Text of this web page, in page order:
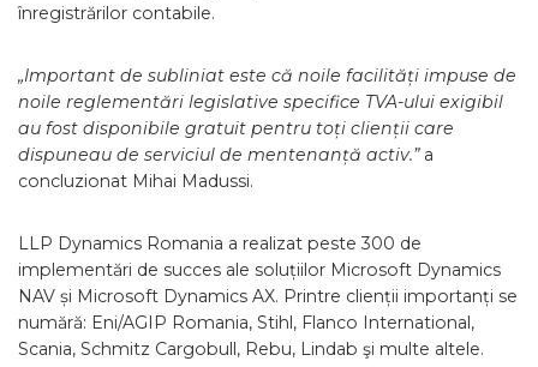
înregistrărilor contabile.
„Important de subliniat este că noile facilități impuse de
noile reglementări legislative specifice TVA-ului exigibil
au fost disponibile gratuit pentru toți clienții care
dispuneau de serviciul de mentenanță activ.”a
concluzionat Mihai Madussi.
LLP Dynamics Romania a realizat peste 300 de
implementări de succes ale soluțiilor Microsoft Dynamics
NAV și Microsoft Dynamics AX. Printre clienții importanți se
numără: Eni/AGIP Romania, Stihl, Flanco International,
Scania, Schmitz Cargobull, Rebu, Lindab şi multe altele.